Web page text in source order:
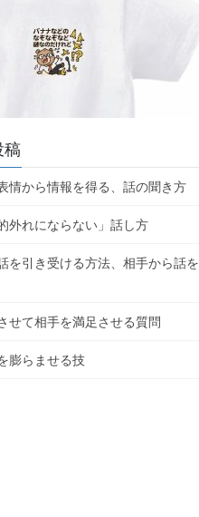
稿
情から情報を得る、話の聞き方
外れにならない」話し方
を引き受ける方法、相手から話を
せて相手を満足させる質問
膨らませる技